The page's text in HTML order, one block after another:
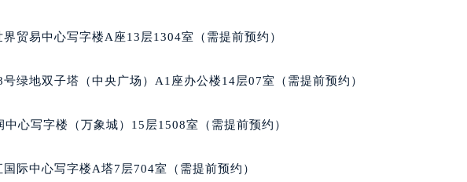
贸易中心写字楼A座13层1304室（需提前预约）
绿地双子塔（中央广场）A1座办公楼14层07室（需提前预约）
心写字楼（万象城）15层1508室（需提前预约）
际中心写字楼A塔7层704室（需提前预约）